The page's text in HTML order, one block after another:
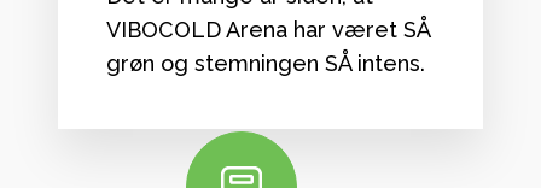
VIBOCOLD Arena har været SÅ
grøn og stemningen SÅ intens.